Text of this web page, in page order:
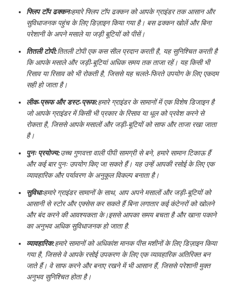
फ्लिप टॉप ढक्कनःहमारे फ्लिप टॉप ढक्कन को आपके ग्राइंडर तक आसान और
सुविधाजनक पहुंच के लिए डिज़ाइन किया गया है। बस ढक्कन खोलें और बिना
परेशानी के अपने मसाले या जड़ी बूटियों को पीसें।
तितली टोपी:तितली टोपी एक कस सील प्रदान करती है, यह सुनिश्चित करती है
कि आपके मसाले और जड़ी-बूटियां अधिक समय तक ताजा रहें। यह किसी भी
रिसाव या रिसाव को भी रोकती है, जिससे यह चलते-फिरते उपयोग के लिए एकदम
सही हो जाता है।
लीक-प्रूफ और डस्ट-प्रूफ:हमारे ग्राइंडर के सामानों में एक विशेष डिजाइन है
जो आपके ग्राइंडर में किसी भी प्रकार के रिसाव या धूल को प्रवेश करने से
रोकता है, जिससे आपके मसालों और जड़ी-बूटियों को साफ और ताजा रखा जाता
है।
पुनः प्रयोज्य:उच्च गुणवत्ता वाली पीपी सामग्री से बने, हमारे सामान टिकाऊ हैं
और कई बार पुनः उपयोग किए जा सकते हैं। यह उन्हें आपकी रसोई के लिए एक
व्यावहारिक और पर्यावरण के अनुकूल विकल्प बनाता है।
सुविधाःहमारे ग्राइंडर सामानों के साथ, आप अपने मसालों और जड़ी-बूटियों को
आसानी से स्टोर और एक्सेस कर सकते हैं बिना लगातार कई कंटेनरों को खोलने
और बंद करने की आवश्यकता के।इससे आपका समय बचता है और खाना पकाने
का अनुभव अधिक सुविधाजनक हो जाता है.
व्यावहारिक:हमारे सामानों को अधिकांश मानक पीस मशीनों के लिए डिज़ाइन किया
गया है, जिससे वे आपके रसोई उपकरण के लिए एक व्यावहारिक अतिरिक्त बन
जाते हैं। वे साफ करने और बनाए रखने में भी आसान हैं, जिससे परेशानी मुक्त
अनुभव सुनिश्चित होता है।